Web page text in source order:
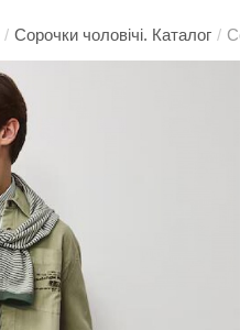
/ Сорочки чоловічі. Каталог /